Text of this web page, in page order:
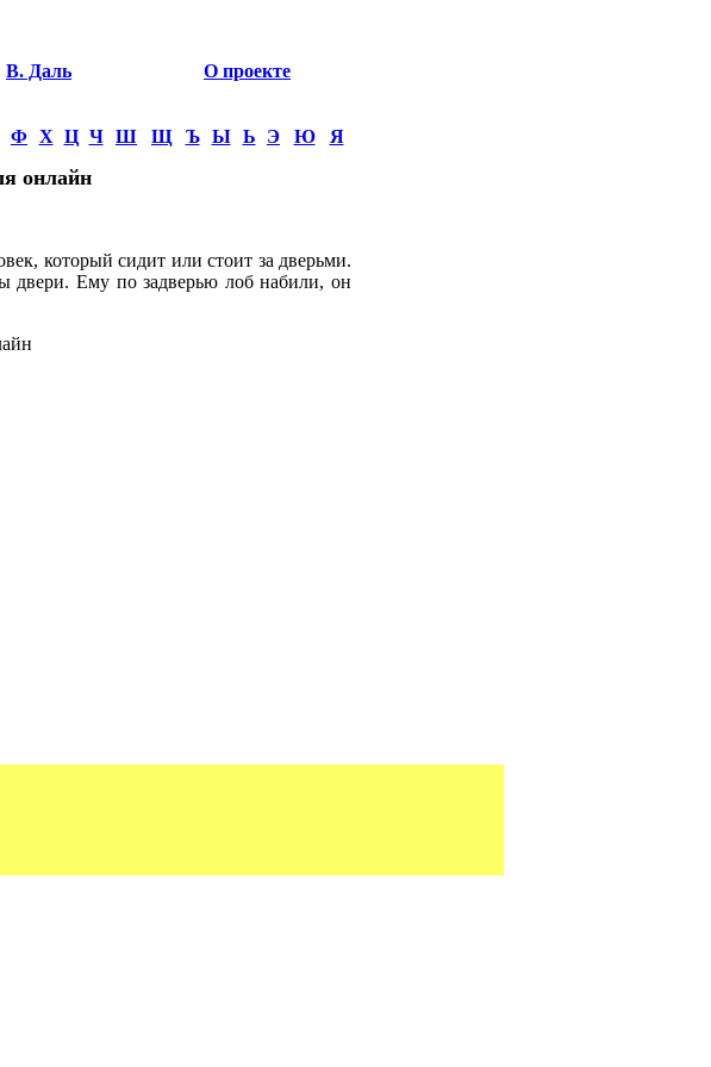
В. Даль О проекте
Ф Х Ц Ч Ш Щ Ъ Ы Ь Э Ю Я
онлайн
который сидит или стоит за дверьми.
двери. Ему по задверью лоб набили, он